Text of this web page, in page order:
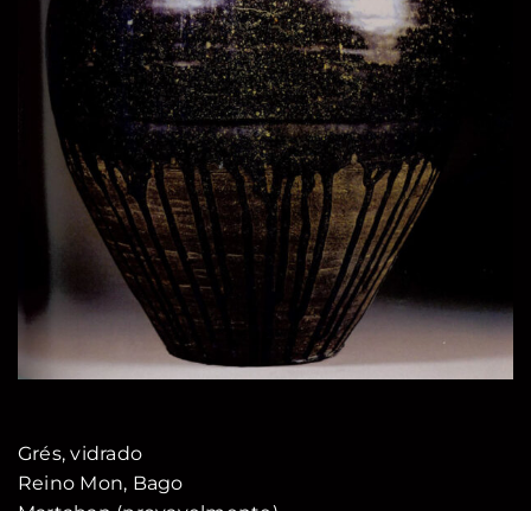
Grés, vidrado
Reino Mon, Bago